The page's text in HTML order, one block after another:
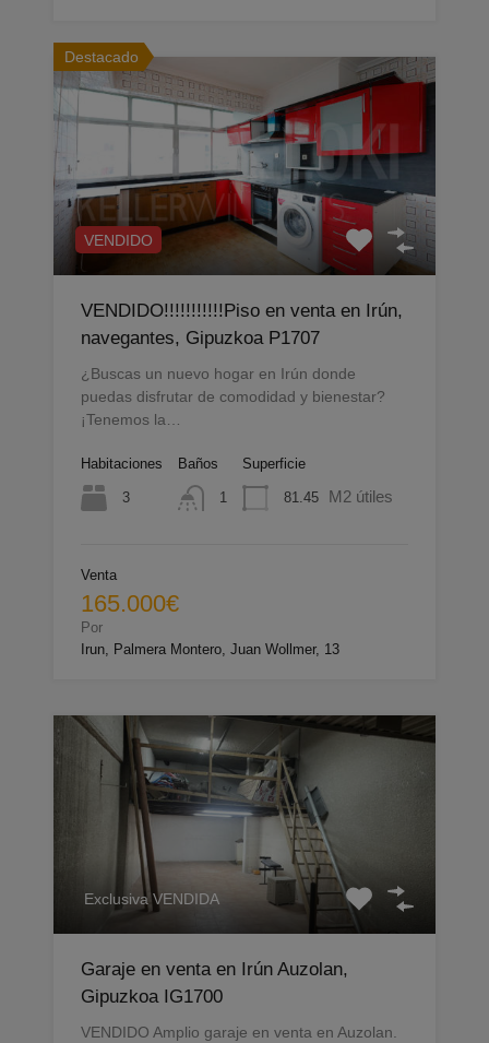
Destacado
VENDIDO
VENDIDO!!!!!!!!!!!Piso en venta en Irún,
navegantes, Gipuzkoa P1707
¿Buscas un nuevo hogar en Irún donde
puedas disfrutar de comodidad y bienestar?
¡Tenemos la…
Habitaciones
3
Baños
1
Superficie
81.45 M2 útiles
Venta
165.000€
Por
Irun, Palmera Montero, Juan Wollmer, 13
Exclusiva VENDIDA
Garaje en venta en Irún Auzolan,
Gipuzkoa IG1700
VENDIDO Amplio garaje en venta en Auzolan.